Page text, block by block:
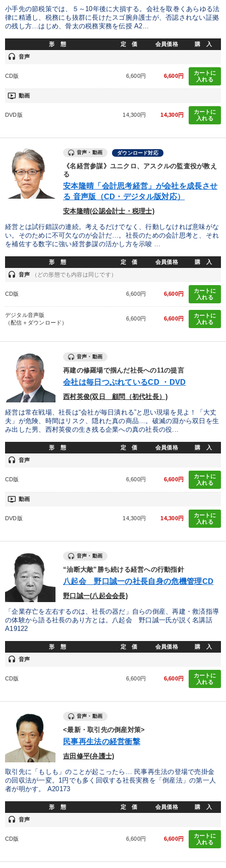
小手先の節税策では、５～10年後に大損する。会社を取巻くあらゆる法
律に精通し、税務にも抜群に長けたスゴ腕弁護士が、否認されない証拠
の残し方…はじめ、骨太の税務実務を伝授 A2...
形 態 定 価 会員価格 購 入
headset 音声
CD版 6,600円 6,600円
カートに
入れる
ondemand_video 動画
DVD版 14,300円 14,300円
カートに
入れる
音声・動画 ダウンロード対応
《名経営参謀》ユニクロ、アスクルの監査役が教え
る
安本隆晴「会計思考経営」が会社を成長させ
る 音声版（CD・デジタル版対応）
安本隆晴(公認会計士・税理士)
経営とは試行錯誤の連続。考えるだけでなく、行動しなければ意味がな
い。そのために不可欠なのが会計だ…。社長のための会計思考と、それ
を補佐する数字に強い経営参謀の活かし方を示唆 ...
形 態 定 価 会員価格 購 入
headset 音声 （どの形態でも内容は同じです）
CD版 6,600円 6,600円
カートに
入れる
デジタル音声版
（配信＋ダウンロード）
6,600円 6,600円
カートに
入れる
音声・動画
再建の修羅場で掴んだ社長への11の提言
会社は毎日つぶれているCD ・DVD
西村英俊(双日 顧問（初代社長）)
経営は常在戦場、社長は“会社が毎日潰れる”と思い現場を見よ！「大丈
夫」が危険、時間はリスク、隠れた真の商品…。破滅の淵から双日を生
み出した男、西村英俊の生き残る企業への真の社長の役...
形 態 定 価 会員価格 購 入
headset 音声
CD版 6,600円 6,600円
カートに
入れる
ondemand_video 動画
DVD版 14,300円 14,300円
カートに
入れる
音声・動画
“油断大敵”勝ち続ける経営への行動指針
八起会 野口誠一の社長自身の危機管理CD
野口誠一(八起会会長)
「企業存亡を左右するのは、社長の器だ」自らの倒産、再建・救済指導
の体験から語る社長のあり方とは。八起会 野口誠一氏が説く名講話
A19122
形 態 定 価 会員価格 購 入
headset 音声
CD版 6,600円 6,600円
カートに
入れる
音声・動画
<最新・取引先の倒産対策>
民事再生法の経営衝撃
吉田修平(弁護士)
取引先に「もしも」のことが起こったら… 民事再生法の登場で売掛金
の回収法が一変。1円でも多く回収する社長実務を「倒産法」の第一人
者が明かす。 A20173
形 態 定 価 会員価格 購 入
headset 音声
CD版 6,600円 6,600円
カートに
入れる